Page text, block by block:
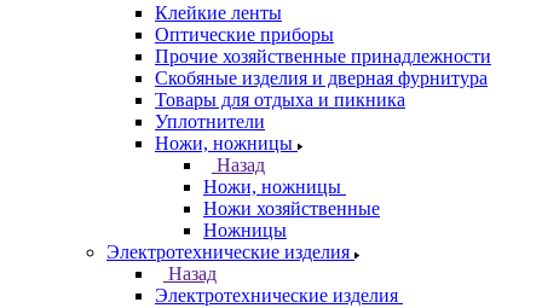
Клейкие ленты
Оптические приборы
Прочие хозяйственные принадлежности
Скобяные изделия и дверная фурнитура
Товары для отдыха и пикника
Уплотнители
Ножи, ножницы
Назад
Ножи, ножницы
Ножи хозяйственные
Ножницы
Электротехнические изделия
Назад
Электротехнические изделия